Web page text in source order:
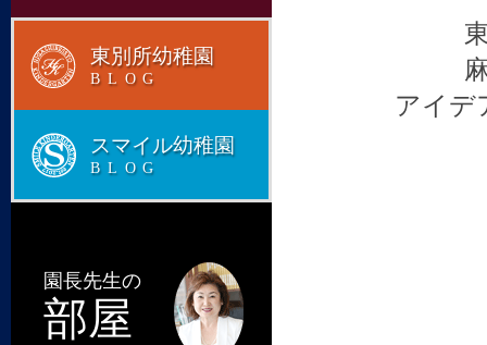
アイデ
東別所幼稚園
BLOG
スマイル幼稚園
BLOG
園長先生の
部屋